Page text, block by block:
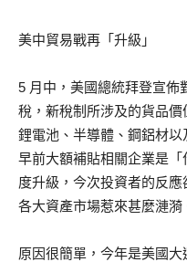
美中貿易戰再「升級」
5 月中，美國總統拜登宣佈
稅，新稅制所涉及的貨品價
鋰電池、半導體、鋼鋁材
早前大額補貼相關企業是
度升級，今次投資者的反
各大資產市場惹來甚麼漣漪
原因很簡單，今年是美國